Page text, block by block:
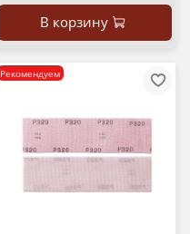
В корзину
Рекомендуем